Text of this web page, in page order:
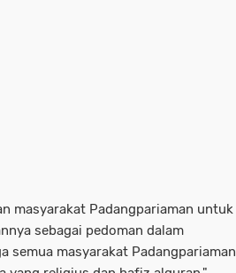
masyarakat Padangpariaman untuk
sebagai pedoman dalam
semua masyarakat Padangpariaman